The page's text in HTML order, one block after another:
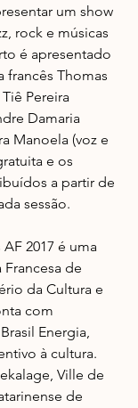
um show
rock e músicas
é apresentado
francês Thomas
Pereira
Damaria
Manoela (voz e
e os
a partir de
sessão.
2017 é uma
Francesa de
da Cultura e
com
Energia,
à cultura.
Ville de
de